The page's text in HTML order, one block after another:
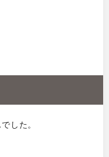
した。